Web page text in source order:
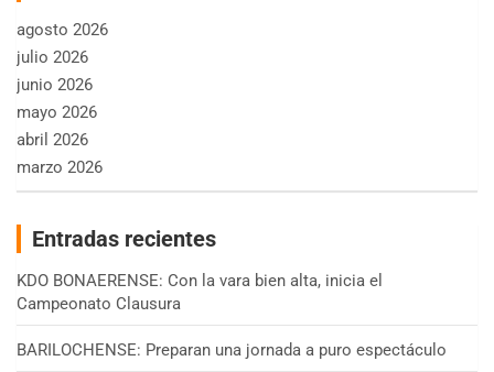
agosto 2026
julio 2026
junio 2026
mayo 2026
abril 2026
marzo 2026
Entradas recientes
KDO BONAERENSE: Con la vara bien alta, inicia el
Campeonato Clausura
BARILOCHENSE: Preparan una jornada a puro espectáculo